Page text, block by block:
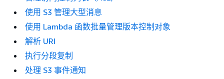
使用 S3 管理大型消息
使用 Lambda 函数批量管理版本控制对象
解析 URI
执行分段复制
处理 S3 事件通知